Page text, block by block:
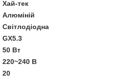
Хай-тек
Алюміній
Світлодіодна
GX5.3
50 Вт
220~240 В
20